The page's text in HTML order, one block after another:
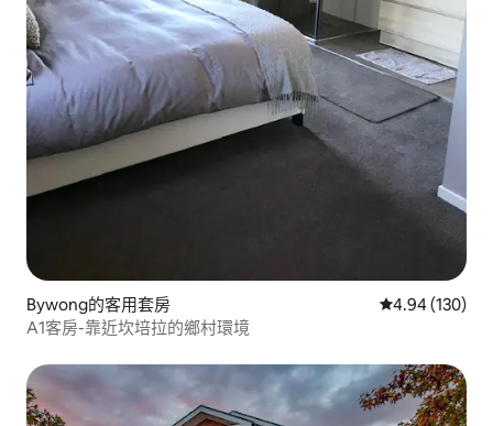
Bywong的客用套房 從 130 則評價
4.94 (130)
A1客房-靠近坎培拉的鄉村環境